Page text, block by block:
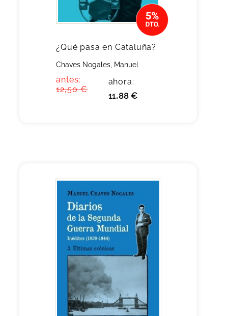
¿Qué pasa en Cataluña?
Chaves Nogales, Manuel
antes:
12,50 €
ahora:
11,88 €